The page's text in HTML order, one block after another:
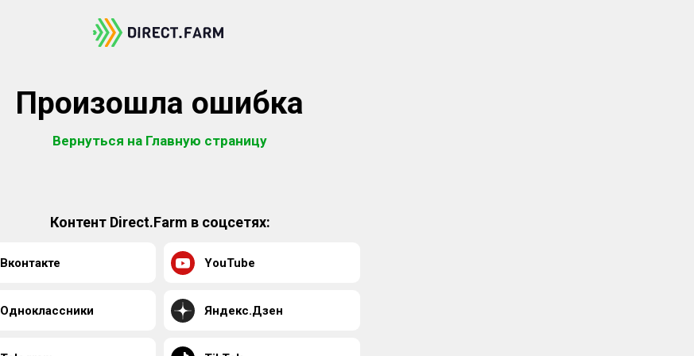
Произошла ошибка
Вернуться на Главную страницу
Контент Direct.Farm в соцсетях:
Вконтакте YouTube
Одноклассники Яндекс.Дзен